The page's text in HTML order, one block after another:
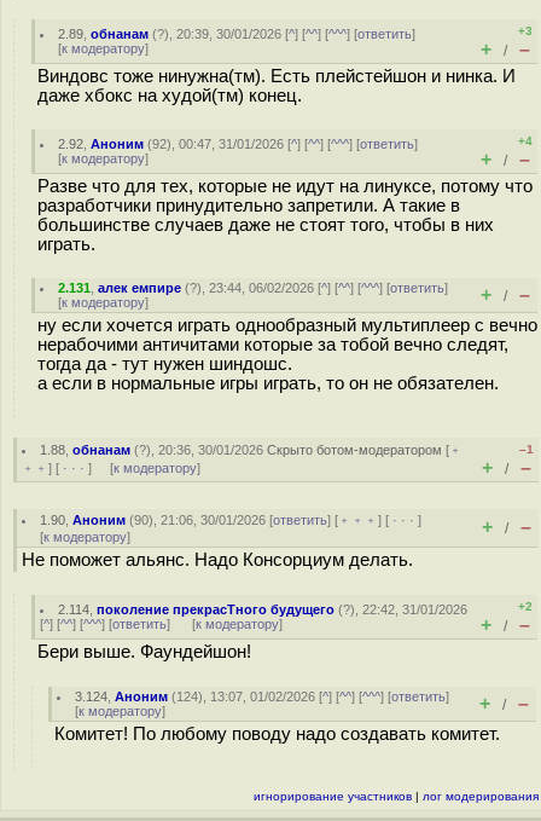
2.89 ,обнанам (?), 20:39, 30/01/2026 [^] [^^] [^^^] [ответить]
[к модератору]
+3
+ / –
Виндовс тоже нинужна(тм). Есть плейстейшон и нинка. И
даже хбокс на худой(тм) конец.
2.92 ,Аноним (92), 00:47, 31/01/2026 [^] [^^] [^^^] [ответить]
[к модератору]
+4
+ / –
Разве что для тех, которые не идут на линуксе, потому что
разработчики принудительно запретили. А такие в
большинстве случаев даже не стоят того, чтобы в них
играть.
2.131 ,алек емпире (?), 23:44, 06/02/2026 [^] [^^] [^^^] [ответить]
[к модератору] + / –
ну если хочется играть однообразный мультиплеер с вечно
нерабочими античитами которые за тобой вечно следят,
тогда да - тут нужен шиндошс.
а если в нормальные игры играть, то он не обязателен.
1.88 ,обнанам (?), 20:36, 30/01/2026Скрыто ботом-модератором [ ﹢
﹢﹢ ] [ · · · ] [к модератору]
–1
+ / –
1.90 ,Аноним (90), 21:06, 30/01/2026 [ответить] [ ﹢﹢﹢] [ · · ·]
[к модератору] + / –
Не поможет альянс. Надо Консорциум делать.
2.114 ,поколение прекрасТного будущего (?), 22:42, 31/01/2026
[^] [^^] [^^^] [ответить] [к модератору]
+2
+ / –
Бери выше. Фаундейшон!
3.124 ,Аноним (124), 13:07, 01/02/2026 [^] [^^] [^^^] [ответить]
[к модератору] + / –
Комитет! По любому поводу надо создавать комитет.
игнорирование участников | лог модерирования